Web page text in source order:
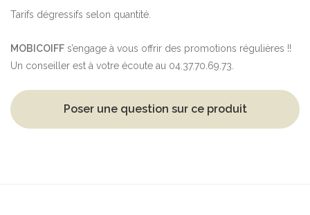
Tarifs dégressifs selon quantité.
MOBICOIFF s’engage à vous offrir des promotions régulières !!
Un conseiller est à votre écoute au 04.37.70.69.73.
Poser une question sur ce produit